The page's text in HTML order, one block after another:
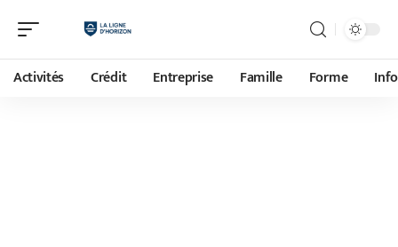
Activités Crédit Entreprise Famille Forme